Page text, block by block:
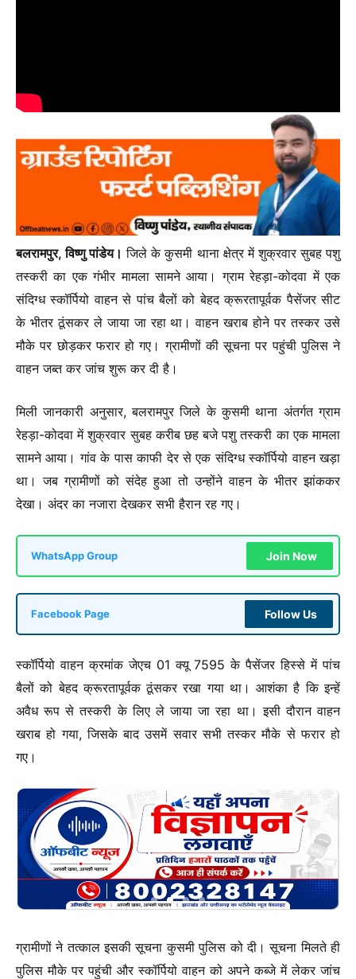
बलरामपुर, विष्णु पांडेय। जिले के कुसमी थाना क्षेत्र में शुक्रवार सुबह पशु
तस्करी का एक गंभीर मामला सामने आया। ग्राम रेहड़ा-कोदवा में एक
संदिग्ध स्कॉर्पियो वाहन से पांच बैलों को बेहद क्रूरतापूर्वक पैसेंजर सीट
के भीतर ठूंसकर ले जाया जा रहा था। वाहन खराब होने पर तस्कर उसे
मौके पर छोड़कर फरार हो गए। ग्रामीणों की सूचना पर पहुंची पुलिस ने
वाहन जब्त कर जांच शुरू कर दी है।
मिली जानकारी अनुसार, बलरामपुर जिले के कुसमी थाना अंतर्गत ग्राम
रेहड़ा-कोदवा में शुक्रवार सुबह करीब छह बजे पशु तस्करी का एक मामला
सामने आया। गांव के पास काफी देर से एक संदिग्ध स्कॉर्पियो वाहन खड़ा
था। जब ग्रामीणों को संदेह हुआ तो उन्होंने वाहन के भीतर झांककर
देखा। अंदर का नजारा देखकर सभी हैरान रह गए।
WhatsApp Group Join Now
Facebook Page Follow Us
स्कॉर्पियो वाहन क्रमांक जेएच 01 क्यू 7595 के पैसेंजर हिस्से में पांच
बैलों को बेहद क्रूरतापूर्वक ठूंसकर रखा गया था। आशंका है कि इन्हें
अवैध रूप से तस्करी के लिए ले जाया जा रहा था। इसी दौरान वाहन
खराब हो गया, जिसके बाद उसमें सवार सभी तस्कर मौके से फरार हो
गए।
ग्रामीणों ने तत्काल इसकी सूचना कुसमी पुलिस को दी। सूचना मिलते ही
पुलिस मौके पर पहुंची और स्कॉर्पियो वाहन को अपने कब्जे में लेकर जांच